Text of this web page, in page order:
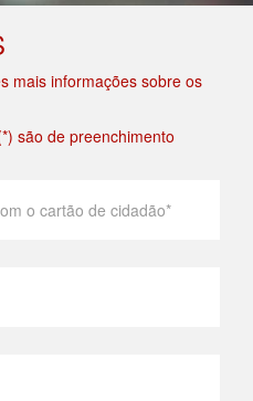
mais informações sobre os
são de preenchimento